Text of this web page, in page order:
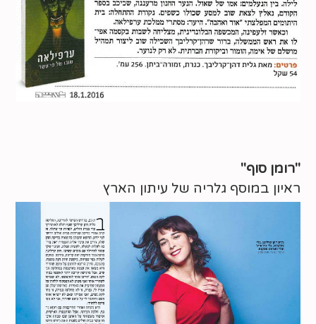
"רומן סוף"
ראיון במוסף גלריה של עיתון הארץ